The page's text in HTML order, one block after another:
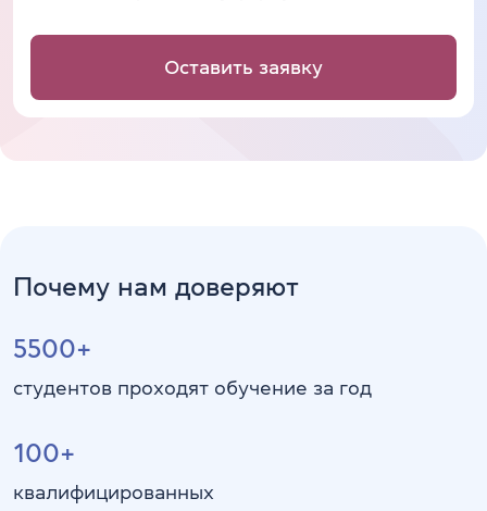
Оставить заявку
Почему нам доверяют
5500+
студентов проходят обучение за год
100+
квалифицированных